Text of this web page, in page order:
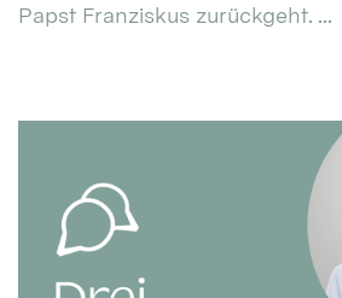
Papst Franziskus zurückgeht. ...